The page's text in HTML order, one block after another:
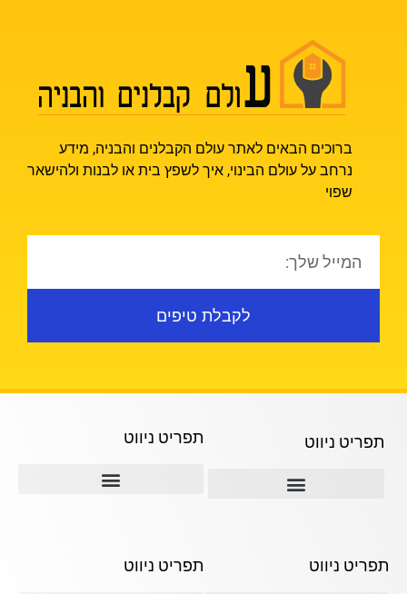
ברוכים הבאים לאתר עולם הקבלנים והבניה, מידע
נרחב על עולם הבינוי, איך לשפץ בית או לבנות ולהישאר
שפוי
לקבלת טיפים
תפריט ניווט תפריט ניווט
תפריט ניווט תפריט ניווט